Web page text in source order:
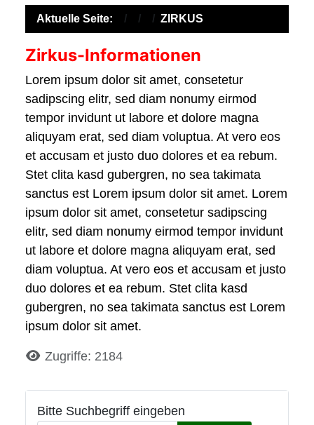
Bitte Suchbegriff eingeben
Aktuelle Seite: ZIRKUS
Zirkus-Informationen
Lorem ipsum dolor sit amet, consetetur
sadipscing elitr, sed diam nonumy eirmod
tempor invidunt ut labore et dolore magna
aliquyam erat, sed diam voluptua. At vero eos
et accusam et justo duo dolores et ea rebum.
Stet clita kasd gubergren, no sea takimata
sanctus est Lorem ipsum dolor sit amet. Lorem
ipsum dolor sit amet, consetetur sadipscing
elitr, sed diam nonumy eirmod tempor invidunt
ut labore et dolore magna aliquyam erat, sed
diam voluptua. At vero eos et accusam et justo
duo dolores et ea rebum. Stet clita kasd
gubergren, no sea takimata sanctus est Lorem
ipsum dolor sit amet.
DetailsZugriffe: 2184